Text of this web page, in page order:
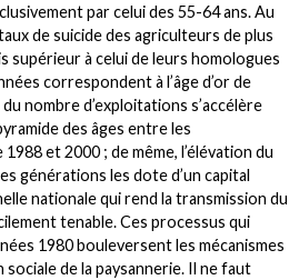
par celui des 55-64 ans. Au
de suicide des agriculteurs de plus
supérieur à celui de leurs homologues
correspondent à l’âge d’or de
nombre d’exploitations s’accélère
des âges entre les
et 2000 ; de même, l’élévation du
générations les dote d’un capital
nationale qui rend la transmission du
tenable. Ces processus qui
1980 bouleversent les mécanismes
de la paysannerie. Il ne faut